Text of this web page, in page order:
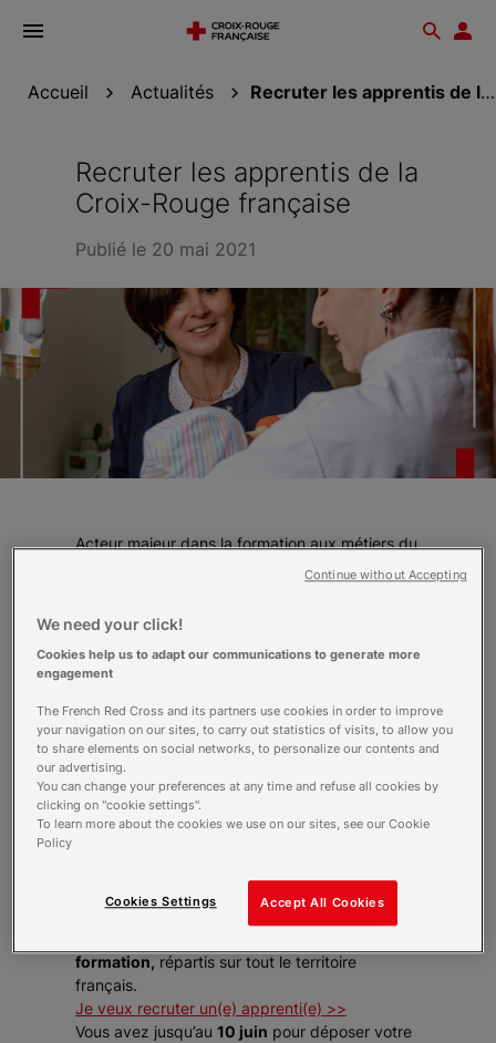
Ouvrir
Accueil Actualités Recruter les apprentis de la Croix-Rouge...
Recruter les apprentis de la
Croix-Rouge française
Publié le 20 mai 2021
Acteur majeur dans la formation aux métiers du
sanitaire, du social et du médico-social, la
en créant son propre CFA national
Formation des Apprentis) en janvier 2020.
Cette initiative permet de
de ses apprenantsmais aussi de les aider à
financer leur formation. Cela permet également
derépondre aux difficultés de recruter du
personnel qualifié
de l’association tout comme de nombreuses
entreprises partenaires (Orpéa, Korian…) font
septembre 2020,
apprentissage s’essaiment aujourd’hui dans
formation, répartis sur tout le territoire
français.
Je veux recruter un(e) apprenti(e) >>
Vous avez jusqu’au 10 juin pour déposer votre
We need your click!
Cookies help us to adapt our communications to generate more
engagement
The French Red Cross and its partners use cookies in order to improve
your navigation on our sites, to carry out statistics of visits, to allow you
to share elements on social networks, to personalize our contents and
our advertising.
You can change your preferences at any time and refuse all cookies by
clicking on "cookie settings".
To learn more about the cookies we use on our sites, see our Cookie
Policy
Accept All Cookies
Cookies Settings
Continue without Accepting